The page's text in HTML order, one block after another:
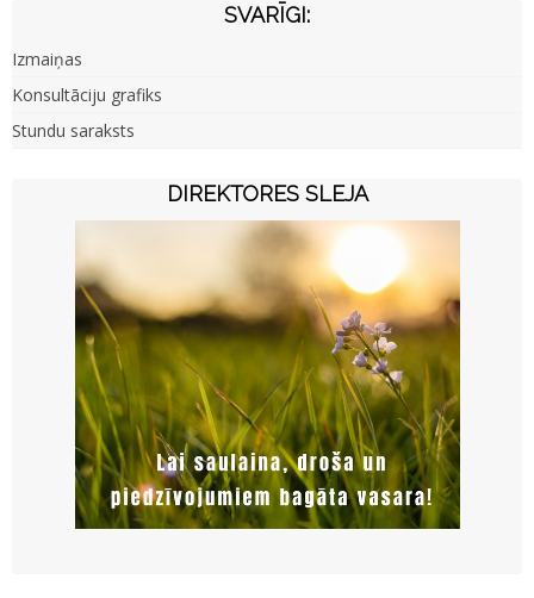
SVARĪGI:
Izmaiņas
Konsultāciju grafiks
Stundu saraksts
DIREKTORES SLEJA